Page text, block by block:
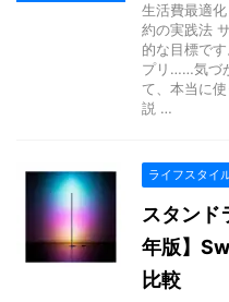
生活費最適
約の実践法
的な目標で
プリ……気づ
て、本当に
説 …
ライフスタイ
スタンド
年版】
比較